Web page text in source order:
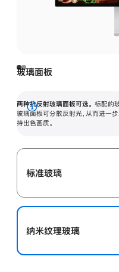
玻璃面板
两种抗反射玻璃面板可选。 标配的
玻璃面板可分散反射光，从而进一
持出色画质。
展
开
标准玻璃
纳米纹理玻璃